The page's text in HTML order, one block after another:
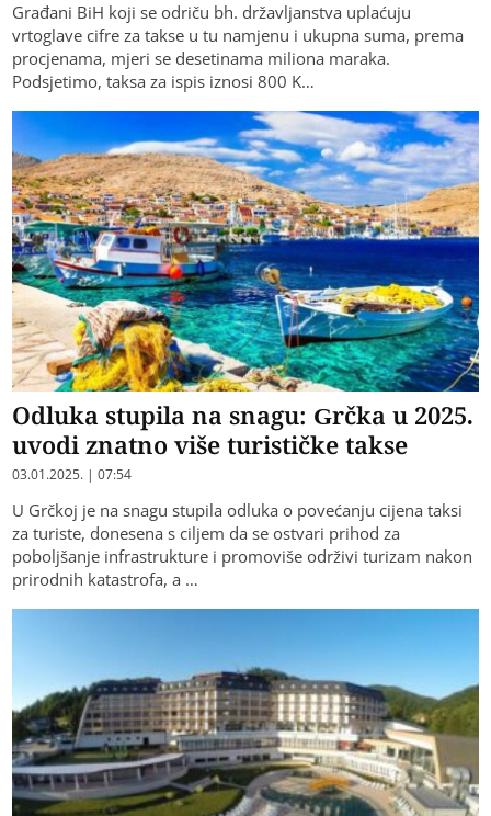
Građani BiH koji se odriču bh. državljanstva uplaćuju
vrtoglave cifre za takse u tu namjenu i ukupna suma, prema
procjenama, mjeri se desetinama miliona maraka.
Podsjetimo, taksa za ispis iznosi 800 K…
Odluka stupila na snagu: Grčka u 2025.
uvodi znatno više turističke takse
03.01.2025. | 07:54
U Grčkoj je na snagu stupila odluka o povećanju cijena taksi
za turiste, donesena s ciljem da se ostvari prihod za
poboljšanje infrastrukture i promoviše održivi turizam nakon
prirodnih katastrofa, a …